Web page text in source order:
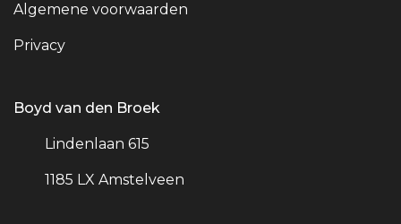
Algemene voorwaarden
Privacy
Boyd van den Broek
Lindenlaan 615
1185 LX Amstelveen